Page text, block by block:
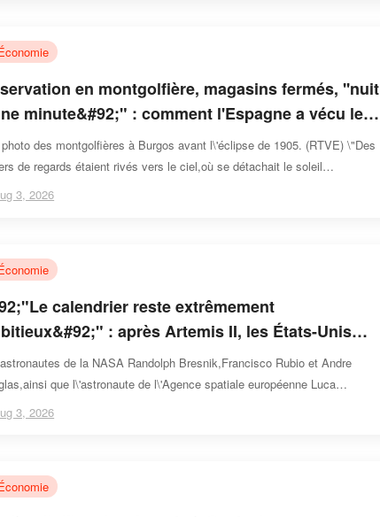
en montgolfière, magasins fermés, ''nuit
minute&#92;" : comment l'Espagne a vécu les
éclipses totales de soleil, en 1905, 1959 et
photo des montgolfières à Burgos avant l\'éclipse de 1905. (RTVE) \"Des
de regards étaient rivés vers le ciel,où se détachait le soleil
d\'un halo de lumière éclat
3, 2026
calendrier reste extrêmement
: après Artemis II, les États-Unis
pour retourner sur la Lune d'ici 2028.
de la NASA Randolph Bresnik,Francisco Rubio et Andre
que l\'astronaute de l\'Agence spatiale européenne Luca
présentés comme l\'équipage de la mission
3, 2026